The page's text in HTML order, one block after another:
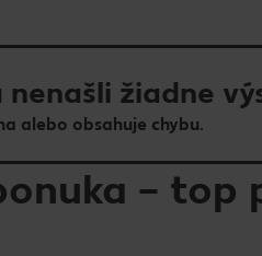
žiadne
alebo obsahuje chybu.
– top